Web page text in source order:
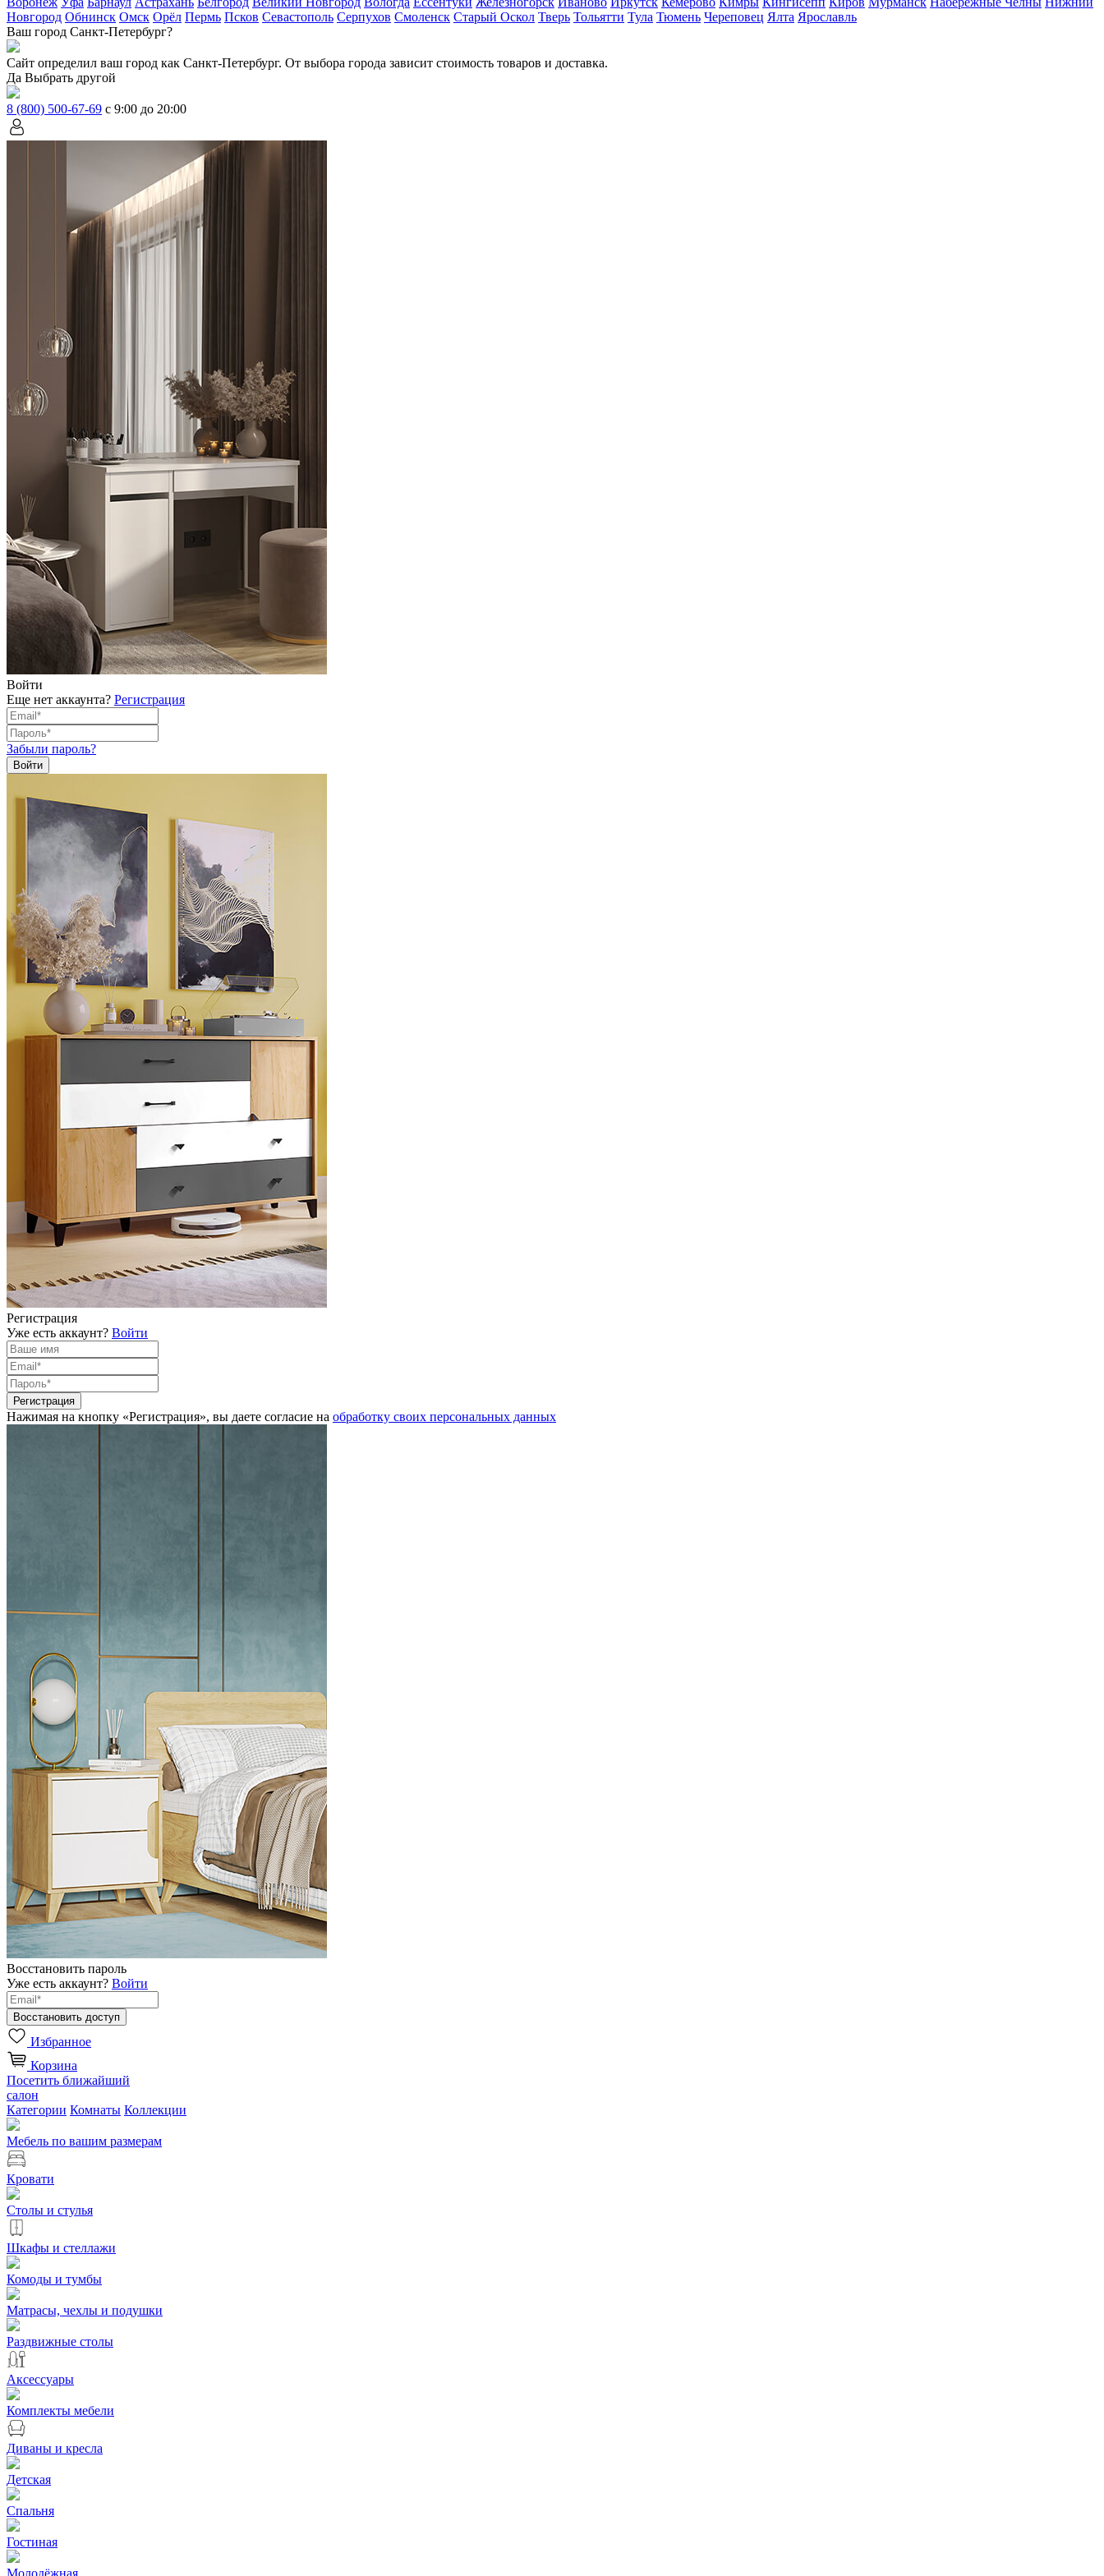
Новгород Обнинск Омск Орёл Пермь Псков Севастополь Серпухов Смоленск Старый Оскол Тверь Тольятти Тула Тюмень Череповец Ялта Ярославль
Ваш город Санкт-Петербург?
Сайт определил ваш город как Санкт-Петербург. От выбора города зависит стоимость товаров и доставка.
Да Выбрать другой
8 (800) 500-67-69 с 9:00 до 20:00
Войти
Еще нет аккаунта? Регистрация
Забыли пароль?
Регистрация
Уже есть аккаунт? Войти
Нажимая на кнопку «Регистрация», вы даете согласие на обработку своих персональных данных
Восстановить пароль
Уже есть аккаунт? Войти
Избранное
Корзина
Посетить ближайший
салон
Категории Комнаты Коллекции
Мебель по вашим размерам
Кровати
Столы и стулья
Шкафы и стеллажи
Комоды и тумбы
Матрасы, чехлы и подушки
Раздвижные столы
Аксессуары
Комплекты мебели
Диваны и кресла
Детская
Спальня
Гостиная
Молодёжная